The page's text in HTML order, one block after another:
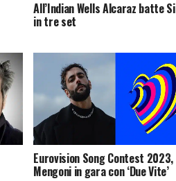
All’Indian Wells Alcaraz batte
in tre set
Eurovision Song Contest 2023,
Mengoni in gara con ‘Due Vite’